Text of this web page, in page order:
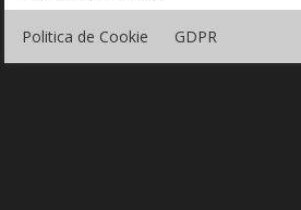
Politica de Cookie GDPR